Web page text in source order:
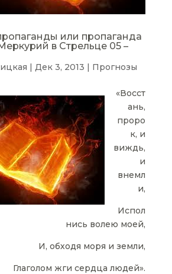
или пропаганда
в Стрельце 05 –
| Дек 3, 2013 | Прогнозы
«Восст
ань,
проро
к, и
виждь,
и
внемл
и,
Испол
нись волею моей,
И, обходя моря и земли,
Глаголом жги сердца людей».